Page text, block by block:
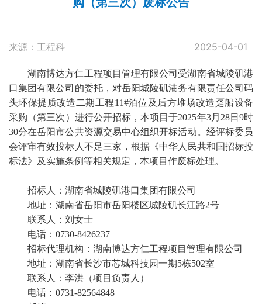
来源：工程科 2025-04-01
湖南博达方仁工程项目管理有限公司受湖南省城陵矶港
口集团有限公司的委托，对岳阳城陵矶港务有限责任公司码
头环保提质改造二期工程11#泊位及后方堆场改造趸船设备
采购（第三次）进行公开招标，本项目于2025年3月 28日 9时
30分在岳阳市公共资源交易中心组织开标活动。 经评标委员
会评审有效投标人不足三家，根据《中华人民共和国招标投
标法》及实施条例等相关规定，本项目作废标处理。
招标人：湖南省城陵矶港口集团有限公司
地址：湖南省岳阳市岳阳楼区城陵矶长江路2号
联系人：刘女士
电话： 0730-8426237
招标代理机构：湖南博达方仁工程项目管理有限公司
地址：湖南省长沙市芯城科技园一期5栋502室
联系人：李洪（项目负责人）
电话： 0731-82564848